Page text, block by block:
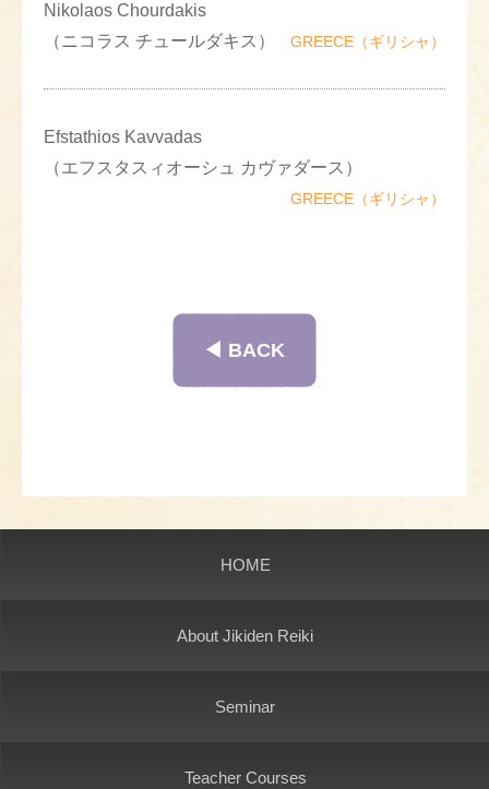
Nikolaos Chourdakis
（ニコラス チュールダキス）
GREECE（ギリシャ）
Efstathios Kavvadas
（エフスタスィオーシュ カヴァダース）
GREECE（ギリシャ）
◀︎ BACK
HOME
About Jikiden Reiki
Seminar
Teacher Courses